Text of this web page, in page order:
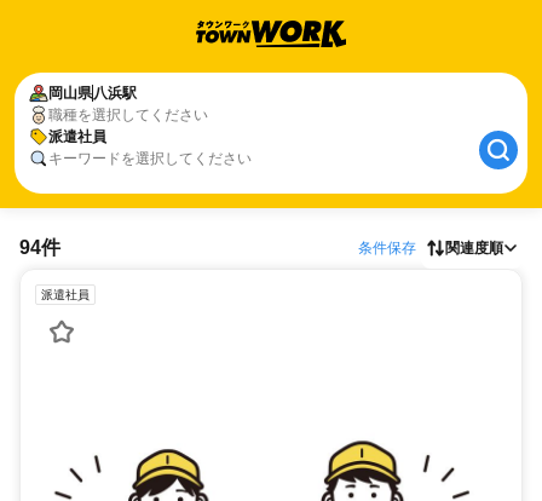
岡山県八浜駅
職種を選択してください
派遣社員
キーワードを選択してください
94件 条件保存 関連度順
派遣社員